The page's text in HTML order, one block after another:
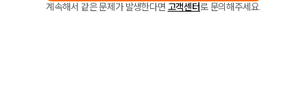
계속해서 같은 문제가 발생한다면 고객센터로 문의해주세요.